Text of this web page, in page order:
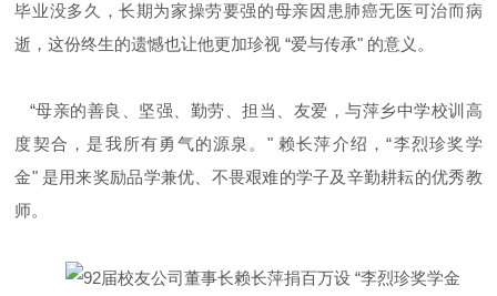
毕业没多久，长期为家操劳要强的母亲因患肺癌无医可治而病
逝，这份终生的遗憾也让他更加珍视“爱与传承" 的意义。
“母亲的善良、坚强、勤劳、担当、友爱，与萍乡中学校训高
度契合，是我所有勇气的源泉。 " 赖长萍介绍，“李烈珍奖学
金" 是用来奖励品学兼优、不畏艰难的学子及辛勤耕耘的优秀教
师。